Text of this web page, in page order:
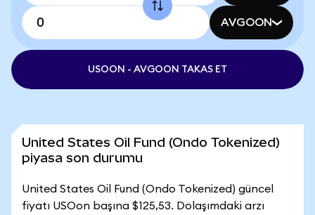
AVGOON
USOON - AVGOON TAKAS ET
United States Oil Fund (Ondo Tokenized)
piyasa son durumu
United States Oil Fund (Ondo Tokenized) güncel
fiyatı USOon başına $125,53. Dolaşımdaki arzı